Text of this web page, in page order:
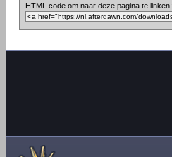
HTML code om naar deze pagina te linken: